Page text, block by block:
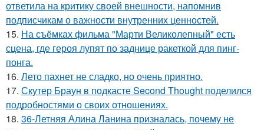
ответила на критику своей внешности, напомнив
подписчикам о важности внутренних ценностей.
15. На съёмках фильма "Марти Великолепный" есть
сцена, где героя лупят по заднице ракеткой для пинг-
понга.
16. Лето пахнет не сладко, но очень приятно.
17. Скутер Браун в подкасте Second Thought поделился
подробностями о своих отношениях.
18. 36-Летняя Алина Ланина призналась, почему не